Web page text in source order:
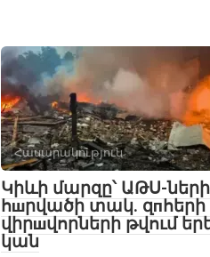
Հասարակություն
Կիևի մարզը՝ ԱԹՍ-ների
հшրվածի տակ․ զпհերի
վիրшվորների թվում
կան